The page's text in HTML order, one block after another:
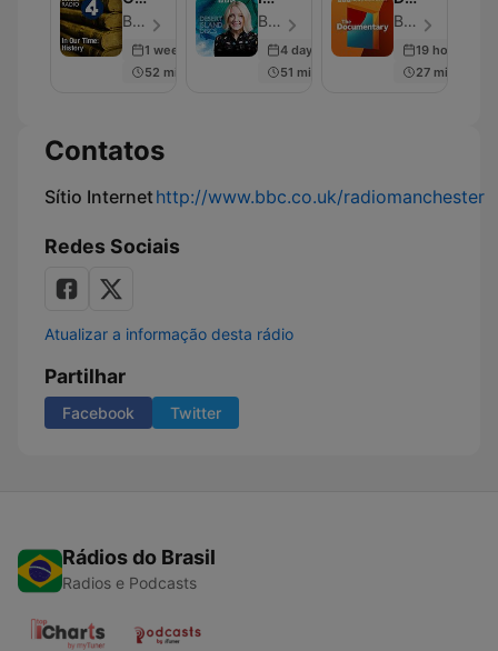
Time:
History
BBC Radio 4 - Episódio 230
1 week ago
52 min
Discs
BBC Radio 4 - Episódio 2000
4 days ago
51 min
Podcast
BBC World Service - Episódio 2003
19 hours ago
27 min
Contatos
Sítio Internethttp://www.bbc.co.uk/radiomanchester
Redes Sociais
Atualizar a informação desta rádio
Partilhar
Facebook Twitter
Rádios do Brasil
Radios e Podcasts